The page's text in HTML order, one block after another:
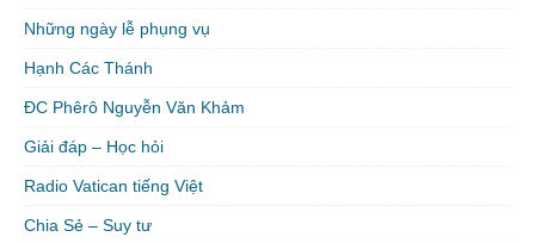
Những ngày lễ phụng vụ
Hạnh Các Thánh
ĐC Phêrô Nguyễn Văn Khảm
Giải đáp – Học hỏi
Radio Vatican tiếng Việt
Chia Sẻ – Suy tư